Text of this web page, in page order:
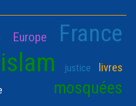
Europe France
islam justice livres
mosquées